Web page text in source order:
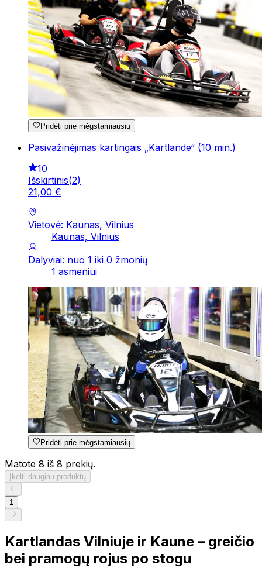
Pridėti prie mėgstamiausių
Pasivažinėjimas kartingais „Kartlande“ (10 min.)
10
Išskirtinis(2)
21,00 €
Vietovė: Kaunas, Vilnius
Kaunas, Vilnius
Dalyviai: nuo 1 iki 0 žmonių
1 asmeniui
Pridėti prie mėgstamiausių
Matote 8 iš 8 prekių.
Įkelti daugiau produktų
1
Kartlandas Vilniuje ir Kaune – greičio
bei pramogų rojus po stogu